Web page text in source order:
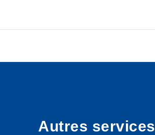
Autres services